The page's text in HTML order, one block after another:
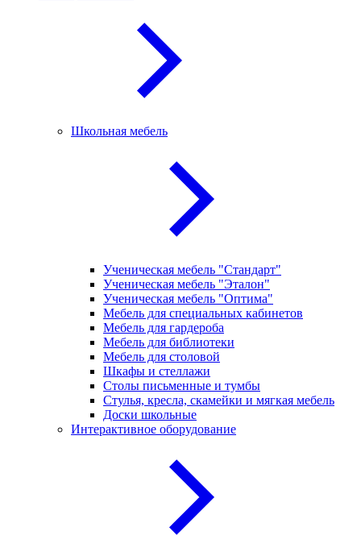
Школьная мебель
Ученическая мебель "Стандарт"
Ученическая мебель "Эталон"
Ученическая мебель "Оптима"
Мебель для специальных кабинетов
Мебель для гардероба
Мебель для библиотеки
Мебель для столовой
Шкафы и стеллажи
Столы письменные и тумбы
Стулья, кресла, скамейки и мягкая мебель
Доски школьные
Интерактивное оборудование